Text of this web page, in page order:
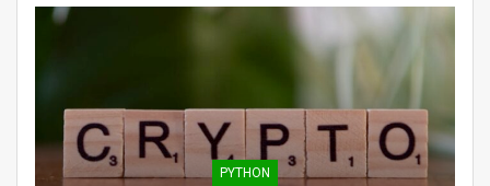
PYTHON